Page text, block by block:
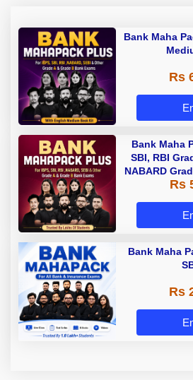
Bank Maha
Rs
Bank Maha
SBI, RBI
NABARD
A & Rs
Bank Maha
Rs